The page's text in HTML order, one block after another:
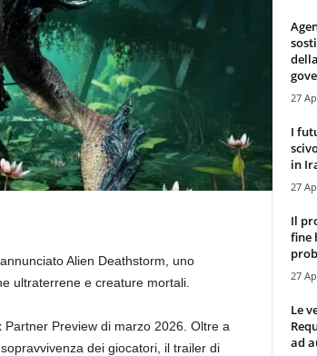
Alien Deathstorm, uno
ultraterrene e creature mortali.
Preview di marzo 2026. Oltre a
dei giocatori, il trailer di
27
I
in
27
Il
fine
27
Le
ad